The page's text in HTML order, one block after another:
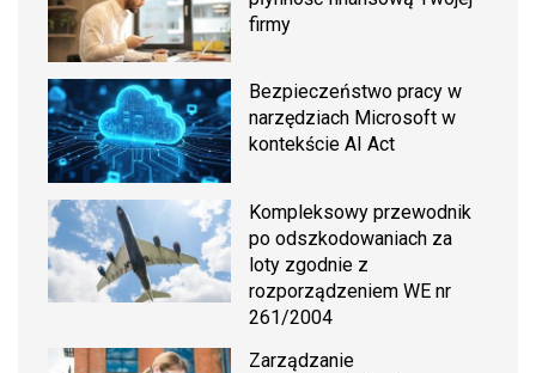
firmy
Bezpieczeństwo pracy w
narzędziach Microsoft w
kontekście AI Act
Kompleksowy przewodnik
po odszkodowaniach za
loty zgodnie z
rozporządzeniem WE nr
261/2004
Zarządzanie